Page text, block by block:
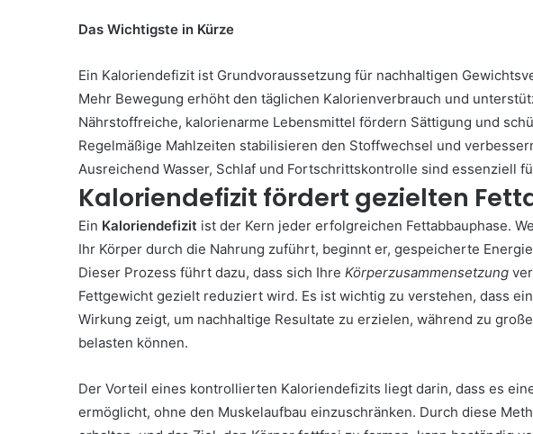
Das Wichtigste in Kürze
Ein Kaloriendefizit ist Grundvoraussetzung für nachhaltigen
Mehr Bewegung erhöht den täglichen Kalorienverbrauch und
Nährstoffreiche, kalorienarme Lebensmittel fördern Sättigung und
Regelmäßige Mahlzeiten stabilisieren den Stoffwechsel und
Ausreichend Wasser, Schlaf und Fortschrittskontrolle sind essenziell
Kaloriendefizit fördert gezielten
Ein Kaloriendefizit ist der Kern jeder erfolgreichen Fettabbauphase.
Ihr Körper durch die Nahrung zuführt, beginnt er, gespeicherte
Dieser Prozess führt dazu, dass sich Ihre Körperzusammensetzung
Fettgewicht gezielt reduziert wird. Es ist wichtig zu verstehen, dass
Wirkung zeigt, um nachhaltige Resultate zu erzielen, während zu
belasten können.
Der Vorteil eines kontrollierten Kaloriendefizits liegt darin, dass es
ermöglicht, ohne den Muskelaufbau einzuschränken. Durch diese